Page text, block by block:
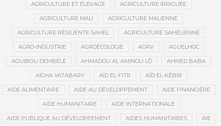
AGRICULTURE ET ÉLEVAGE AGRICULTURE IRRIGUÉE
AGRICULTURE MALI AGRICULTURE MALIENNE
AGRICULTURE RÉSILIENTE SAHEL AGRICULTURE SAHÉLIENNE
AGRO-INDUSTRIE AGROÉCOLOGIE AGRV AGUELHOC
AGUIBOU DEMBÉLÉ AHMADOU AL AMINOU LÔ AHMED BABA
AÏCHA YATABARY AÏD EL-FITR AÏD EL-KÉBIR
AIDE ALIMENTAIRE AIDE AU DÉVELOPPEMENT AIDE FINANCIÈRE
AIDE HUMANITAIRE AIDE INTERNATIONALE
AIDE PUBLIQUE AU DÉVELOPPEMENT AIDES HUMANITAIRES AIE